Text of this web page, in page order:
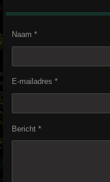
Naam *
E-mailadres *
Bericht *